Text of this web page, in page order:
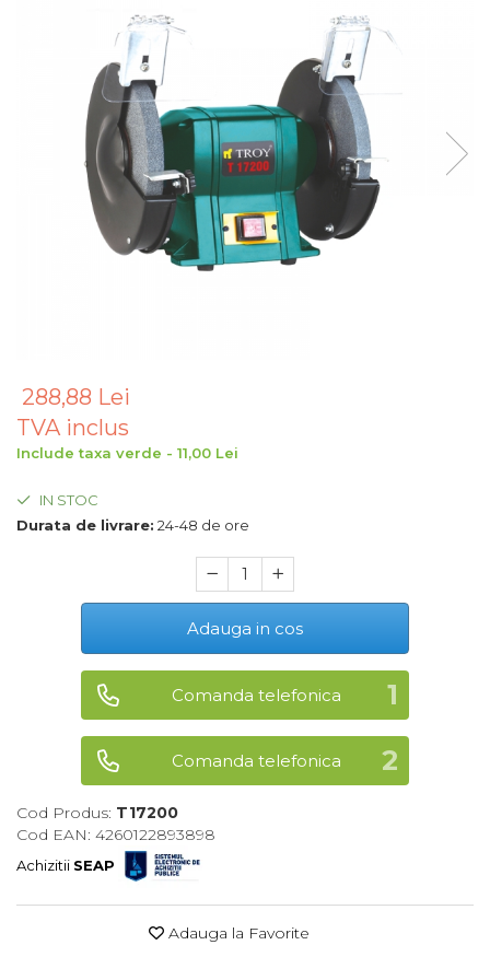
Articole Pentru Gradina
Accesorii Bucatarie
Termostat
Alarme Casa
Accesorii Baie
Accesorii Telefoane
Cutii Depozitare
Chinga & Suport Mobila
Organizatoare
Microscoape
Rafturi
Baterii AAA
Corpuri de Iluminat
288,88 Lei
TVA inclus
Include taxa verde - 11,00 Lei
IN STOC
Durata de livrare: 24-48 de ore
Adauga in cos
Comanda telefonica
Comanda telefonica
Cod Produs: T17200
Cod EAN: 4260122893898
Achizitii SEAP
Adauga la Favorite